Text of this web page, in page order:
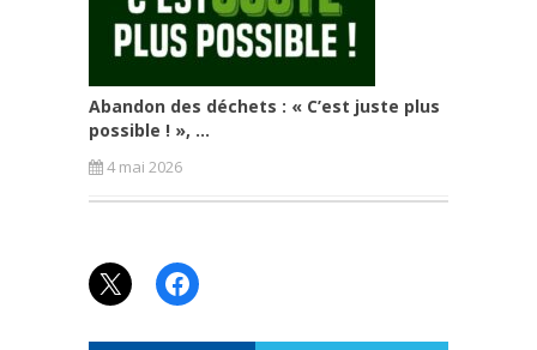
Abandon des déchets : « C’est juste plus
possible ! », ...
4 mai 2026
X Facebook